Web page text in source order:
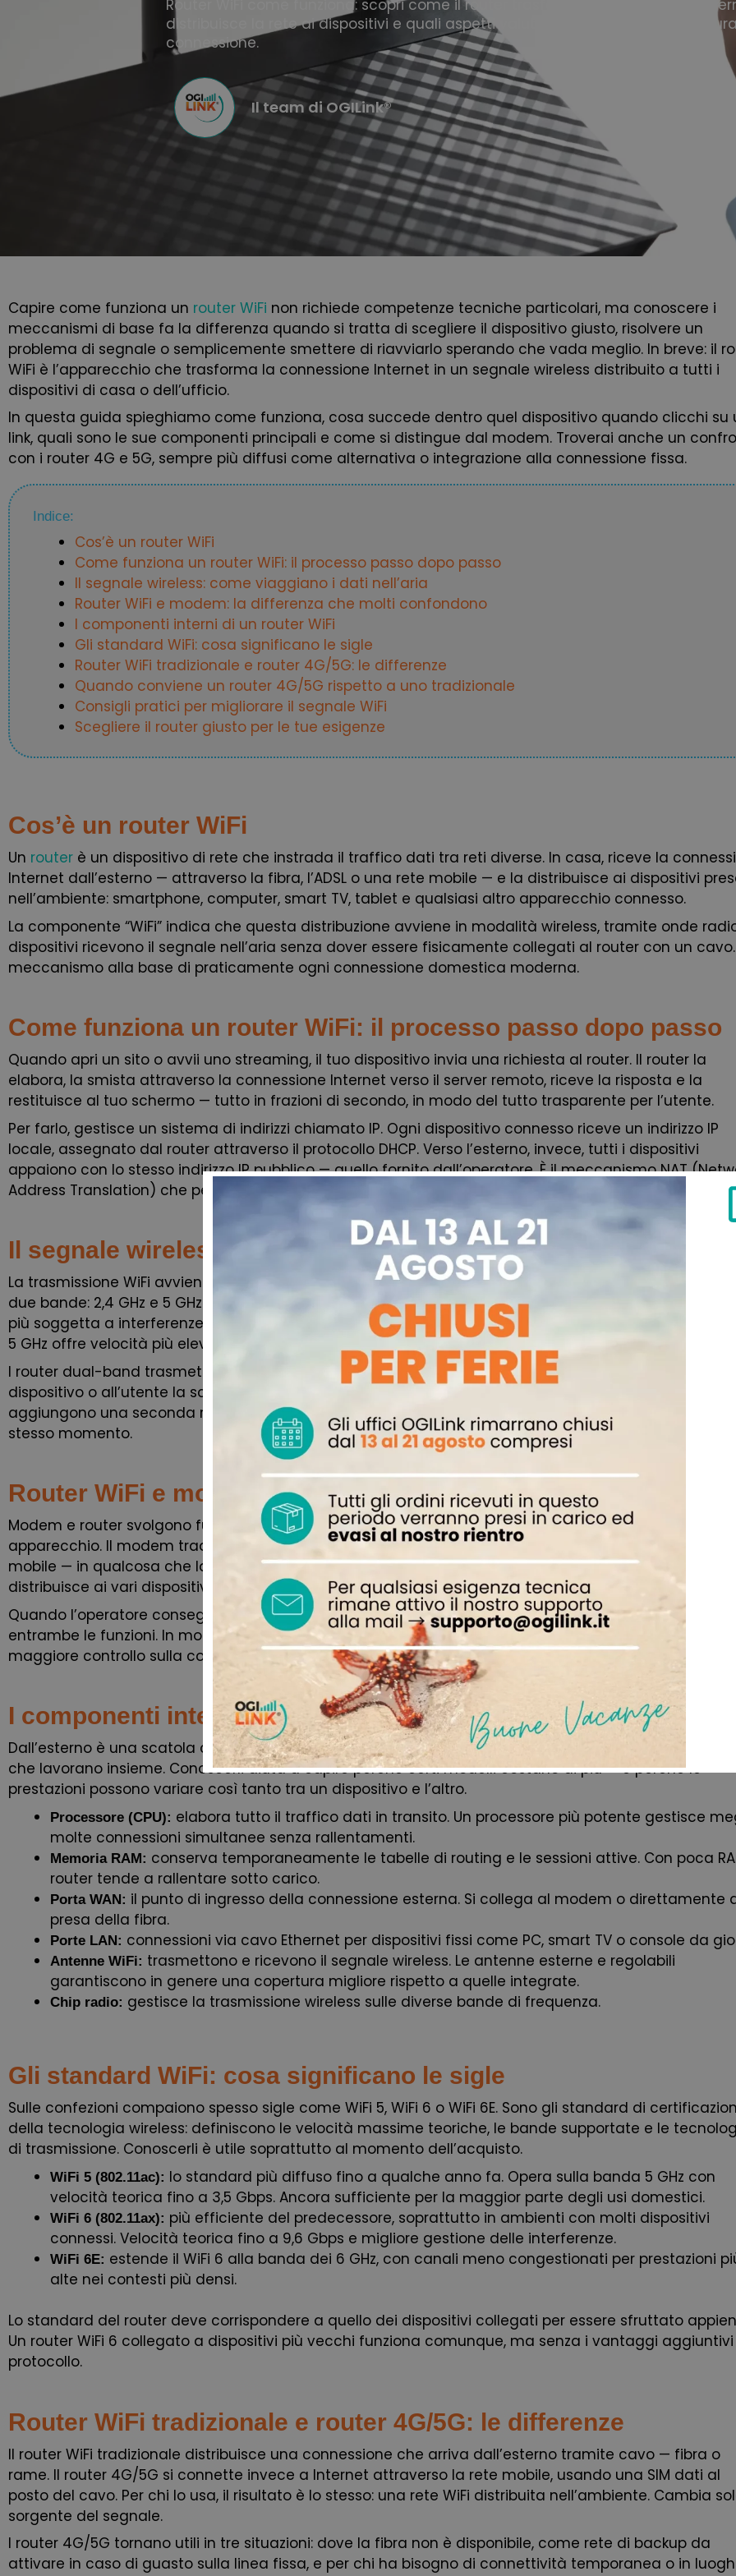
Router WiFi come funziona: scopri come il router trasforma la connessione
distribuisce la rete ai dispositivi e quali aspetti valutare per migliorare
connessione.
Il team di OGILink®
Capire come funziona un router WiFi non richiede competenze tecniche particolari, ma conoscere i
meccanismi di base fa la differenza quando si tratta di scegliere il dispositivo giusto, risolvere un
problema di segnale o semplicemente smettere di riavviarlo sperando che vada meglio. In breve: il
WiFi è l’apparecchio che trasforma la connessione Internet in un segnale wireless distribuito a tutti i
dispositivi di casa o dell’ufficio.
In questa guida spieghiamo come funziona, cosa succede dentro quel dispositivo quando clicchi su
link, quali sono le sue componenti principali e come si distingue dal modem. Troverai anche un
con i router 4G e 5G, sempre più diffusi come alternativa o integrazione alla connessione fissa.
Indice:
Cos’è un router WiFi
Come funziona un router WiFi: il processo passo dopo passo
Il segnale wireless: come viaggiano i dati nell’aria
Router WiFi e modem: la differenza che molti confondono
I componenti interni di un router WiFi
Gli standard WiFi: cosa significano le sigle
Router WiFi tradizionale e router 4G/5G: le differenze
Quando conviene un router 4G/5G rispetto a uno tradizionale
Consigli pratici per migliorare il segnale WiFi
Scegliere il router giusto per le tue esigenze
Cos’è un router WiFi
Un router è un dispositivo di rete che instrada il traffico dati tra reti diverse. In casa, riceve la
Internet dall’esterno — attraverso la fibra, l’ADSL o una rete mobile — e la distribuisce ai dispositivi
nell’ambiente: smartphone, computer, smart TV, tablet e qualsiasi altro apparecchio connesso.
La componente “WiFi” indica che questa distribuzione avviene in modalità wireless, tramite onde
dispositivi ricevono il segnale nell’aria senza dover essere fisicamente collegati al router con un cavo.
meccanismo alla base di praticamente ogni connessione domestica moderna.
Come funziona un router WiFi: il processo passo dopo passo
Quando apri un sito o avvii uno streaming, il tuo dispositivo invia una richiesta al router. Il router la
elabora, la smista attraverso la connessione Internet verso il server remoto, riceve la risposta e la
restituisce al tuo schermo — tutto in frazioni di secondo, in modo del tutto trasparente per l’utente.
Per farlo, gestisce un sistema di indirizzi chiamato IP. Ogni dispositivo connesso riceve un indirizzo IP
locale, assegnato dal router attraverso il protocollo DHCP. Verso l’esterno, invece, tutti i dispositivi
appaiono con lo stesso indirizzo IP pubblico — quello fornito dall’operatore. È il meccanismo NAT
Address Translation) che permette a molti dispositivi di condividere un’unica connessione Internet.
Il segnale wireless: come viaggiano i dati nell’aria
La trasmissione WiFi avviene su bande di frequenza specifiche. I router moderni usano principalmente
due bande: 2,4 GHz e 5 GHz. La banda a 2,4 GHz copre distanze maggiori e penetra meglio le pareti,
più soggetta a interferenze — ci operano anche Bluetooth, forni a microonde e altri dispositivi. La
5 GHz offre velocità più elevate ma una copertura più corta.
I router dual-band trasmettono su entrambe le frequenze contemporaneamente, lasciando al
dispositivo o all’utente la scelta di quale usare in base alla posizione e all’utilizzo. I modelli tri-band
aggiungono una seconda rete a 5 GHz per gestire meglio gli ambienti con molti dispositivi connessi
stesso momento.
Router WiFi e modem: la differenza che molti confondono
Modem e router svolgono funzioni diverse, anche se oggi vengono spesso integrati in un unico
apparecchio. Il modem traduce il segnale esterno — analogico su rame, ottico su fibra o digitale su
mobile — in qualcosa che la rete domestica può elaborare. Il router prende quella connessione e la
distribuisce ai vari dispositivi.
Quando l’operatore consegna un “modem router” o un “gateway”, si tratta di un dispositivo che svolge
entrambe le funzioni. In molte installazioni professionali i due apparecchi restano separati, per avere
maggiore controllo sulla configurazione della rete.
I componenti interni di un router WiFi
Dall’esterno è una scatola con qualche antenna. Dentro, però, c’è un sistema articolato di componenti
che lavorano insieme. Conoscerli aiuta a capire perché certi modelli costano di più — e perché le
prestazioni possono variare così tanto tra un dispositivo e l’altro.
Processore (CPU): elabora tutto il traffico dati in transito. Un processore più potente gestisce
molte connessioni simultanee senza rallentamenti.
Memoria RAM: conserva temporaneamente le tabelle di routing e le sessioni attive. Con poca
router tende a rallentare sotto carico.
Porta WAN: il punto di ingresso della connessione esterna. Si collega al modem o direttamente
presa della fibra.
Porte LAN: connessioni via cavo Ethernet per dispositivi fissi come PC, smart TV o console da
Antenne WiFi: trasmettono e ricevono il segnale wireless. Le antenne esterne e regolabili
garantiscono in genere una copertura migliore rispetto a quelle integrate.
Chip radio: gestisce la trasmissione wireless sulle diverse bande di frequenza.
Gli standard WiFi: cosa significano le sigle
Sulle confezioni compaiono spesso sigle come WiFi 5, WiFi 6 o WiFi 6E. Sono gli standard di
della tecnologia wireless: definiscono le velocità massime teoriche, le bande supportate e le
di trasmissione. Conoscerli è utile soprattutto al momento dell’acquisto.
WiFi 5 (802.11ac): lo standard più diffuso fino a qualche anno fa. Opera sulla banda 5 GHz con
velocità teorica fino a 3,5 Gbps. Ancora sufficiente per la maggior parte degli usi domestici.
WiFi 6 (802.11ax): più efficiente del predecessore, soprattutto in ambienti con molti dispositivi
connessi. Velocità teorica fino a 9,6 Gbps e migliore gestione delle interferenze.
WiFi 6E: estende il WiFi 6 alla banda dei 6 GHz, con canali meno congestionati per prestazioni
alte nei contesti più densi.
Lo standard del router deve corrispondere a quello dei dispositivi collegati per essere sfruttato
Un router WiFi 6 collegato a dispositivi più vecchi funziona comunque, ma senza i vantaggi
protocollo.
Router WiFi tradizionale e router 4G/5G: le differenze
Il router WiFi tradizionale distribuisce una connessione che arriva dall’esterno tramite cavo — fibra o
rame. Il router 4G/5G si connette invece a Internet attraverso la rete mobile, usando una SIM dati al
posto del cavo. Per chi lo usa, il risultato è lo stesso: una rete WiFi distribuita nell’ambiente. Cambia
sorgente del segnale.
I router 4G/5G tornano utili in tre situazioni: dove la fibra non è disponibile, come rete di backup da
attivare in caso di guasto sulla linea fissa, e per chi ha bisogno di connettività temporanea o in